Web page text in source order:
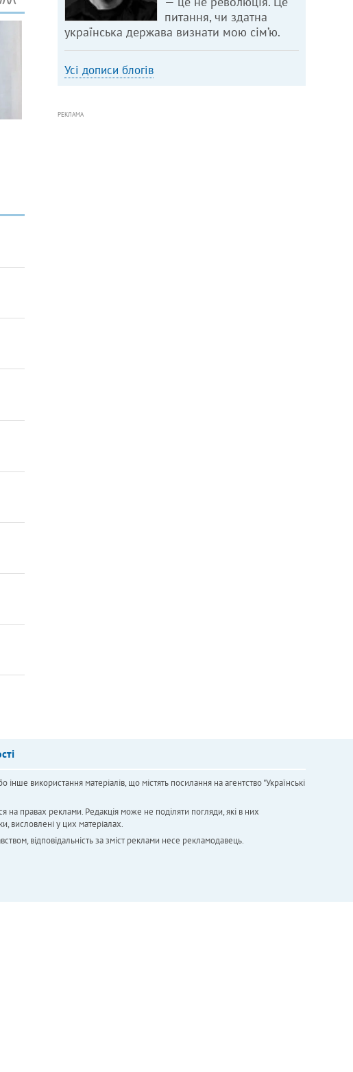
питання, чи здатна
українська держава визнати мою сім’ю.
Усі дописи блогів
РЕКЛАМА
використання матеріалів, що містять посилання на агентство "Українськi
на правах реклами. Редакція може не поділяти погляди, які в них
висловлені у цих матеріалах.
відповідальність за зміст реклами несе рекламодавець.